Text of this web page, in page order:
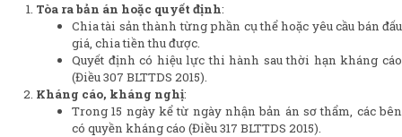
Tòa ra bản án hoặc quyết định:
Chia tài sản thành từng phần cụ thể hoặc yêu cầu bán đấu
giá, chia tiền thu được.
Quyết định có hiệu lực thi hành sau thời hạn kháng cáo
(Điều 307 BLTTDS 2015).
Kháng cáo, kháng nghị:
Trong 15 ngày kể từ ngày nhận bản án sơ thẩm, các bên
có quyền kháng cáo (Điều 317 BLTTDS 2015).